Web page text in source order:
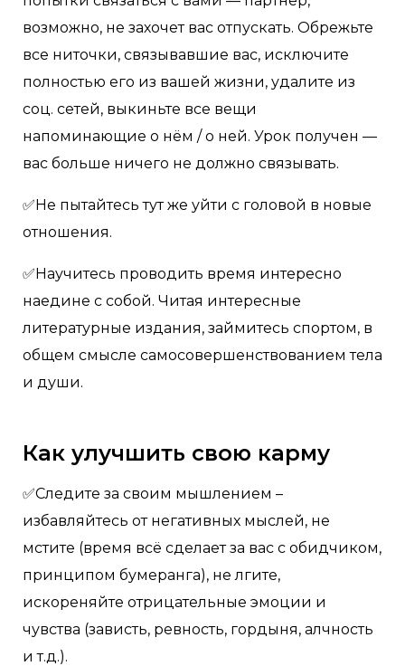
возможно, не захочет вас отпускать. Обрежьте
все ниточки, связывавшие вас, исключите
полностью его из вашей жизни, удалите из
соц. сетей, выкиньте все вещи
напоминающие о нëм / о ней. Урок получен —
вас больше ничего не должно связывать.
✅Не пытайтесь тут же уйти с головой в новые
отношения.
✅Научитесь проводить время интересно
наедине с собой. Читая интересные
литературные издания, займитесь спортом, в
общем смысле самосовершенствованием тела
и души.
Как улучшить свою карму
✅Следите за своим мышлением –
избавляйтесь от негативных мыслей, не
мстите (время всë сделает за вас с обидчиком,
принципом бумеранга), не лгите,
искореняйте отрицательные эмоции и
чувства (зависть, ревность, гордыня, алчность
и т.д.).